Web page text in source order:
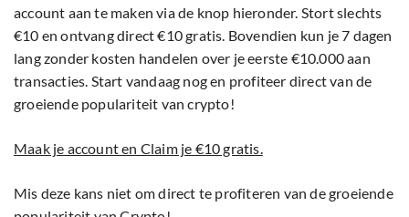
account aan te maken via de knop hieronder. Stort slechts
€10 en ontvang direct €10 gratis. Bovendien kun je 7 dagen
lang zonder kosten handelen over je eerste €10.000 aan
transacties. Start vandaag nog en profiteer direct van de
groeiende populariteit van crypto!
Maak je account en Claim je €10 gratis.
Mis deze kans niet om direct te profiteren van de groeiende